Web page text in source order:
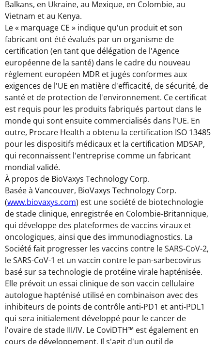
Balkans, en Ukraine, au Mexique, en Colombie, au
Vietnam et au Kenya.
Le « marquage CE » indique qu'un produit et son
fabricant ont été évalués par un organisme de
certification (en tant que délégation de l'Agence
européenne de la santé) dans le cadre du nouveau
règlement européen MDR et jugés conformes aux
exigences de l'UE en matière d'efficacité, de sécurité, de
santé et de protection de l'environnement. Ce certificat
est requis pour les produits fabriqués partout dans le
monde qui sont ensuite commercialisés dans l'UE. En
outre, Procare Health a obtenu la certification ISO 13485
pour les dispositifs médicaux et la certification MDSAP,
qui reconnaissent l'entreprise comme un fabricant
mondial validé.
À propos de BioVaxys Technology Corp.
Basée à Vancouver, BioVaxys Technology Corp.
(www.biovaxys.com) est une société de biotechnologie
de stade clinique, enregistrée en Colombie-Britannique,
qui développe des plateformes de vaccins viraux et
oncologiques, ainsi que des immunodiagnostics. La
Société fait progresser les vaccins contre le SARS-CoV-2,
le SARS-CoV-1 et un vaccin contre le pan-sarbecovirus
basé sur sa technologie de protéine virale hapténisée.
Elle prévoit un essai clinique de son vaccin cellulaire
autologue hapténisé utilisé en combinaison avec des
inhibiteurs de points de contrôle anti-PD1 et anti-PDL1
qui sera initialement développé pour le cancer de
l'ovaire de stade III/IV. Le CoviDTH™ est également en
cours de développement. Il s'agit d'un outil de